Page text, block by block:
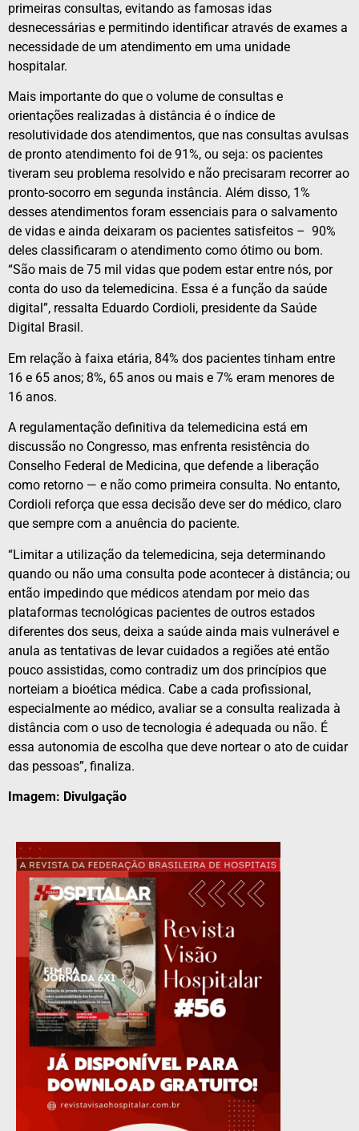
primeiras consultas, evitando as famosas idas
desnecessárias e permitindo identificar através de exames a
necessidade de um atendimento em uma unidade
hospitalar.
Mais importante do que o volume de consultas e
orientações realizadas à distância é o índice de
resolutividade dos atendimentos, que nas consultas avulsas
de pronto atendimento foi de 91%, ou seja: os pacientes
tiveram seu problema resolvido e não precisaram recorrer ao
pronto-socorro em segunda instância. Além disso, 1%
desses atendimentos foram essenciais para o salvamento
de vidas e ainda deixaram os pacientes satisfeitos – 90%
deles classificaram o atendimento como ótimo ou bom.
“São mais de 75 mil vidas que podem estar entre nós, por
conta do uso da telemedicina. Essa é a função da saúde
digital”, ressalta Eduardo Cordioli, presidente da Saúde
Digital Brasil.
Em relação à faixa etária, 84% dos pacientes tinham entre
16 e 65 anos; 8%, 65 anos ou mais e 7% eram menores de
16 anos.
A regulamentação definitiva da telemedicina está em
discussão no Congresso, mas enfrenta resistência do
Conselho Federal de Medicina, que defende a liberação
como retorno — e não como primeira consulta. No entanto,
Cordioli reforça que essa decisão deve ser do médico, claro
que sempre com a anuência do paciente.
“Limitar a utilização da telemedicina, seja determinando
quando ou não uma consulta pode acontecer à distância; ou
então impedindo que médicos atendam por meio das
plataformas tecnológicas pacientes de outros estados
diferentes dos seus, deixa a saúde ainda mais vulnerável e
anula as tentativas de levar cuidados a regiões até então
pouco assistidas, como contradiz um dos princípios que
norteiam a bioética médica. Cabe a cada profissional,
especialmente ao médico, avaliar se a consulta realizada à
distância com o uso de tecnologia é adequada ou não. É
essa autonomia de escolha que deve nortear o ato de cuidar
das pessoas”, finaliza.
Imagem: Divulgação